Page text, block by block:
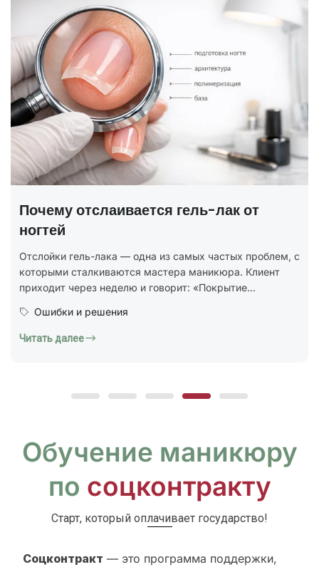
ГОСТ на маникюр Р 72319-2025 —
В 2025 году был утверждён новый национальный
стандарт ГОСТ Р 72319-2025 «Услуги бытовые.
Ногтевой сервис. Карты типовых технологических
процессов. Общие...
Юридическая грамотность
Обучение маникюру
по соцконтракту
Старт, который оплачивает государство!
Соцконтракт — это программа поддержки,